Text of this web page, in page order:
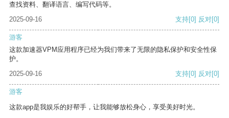
查找资料、翻译语言、编写代码等。
2025-09-16
支持[0] 反对[0]
游客
这款加速器VPM应用程序已经为我们带来了无限的隐私保护和安全性保
护。
2025-09-16
支持[0] 反对[0]
游客
这款app是我娱乐的好帮手，让我能够放松身心，享受美好时光。